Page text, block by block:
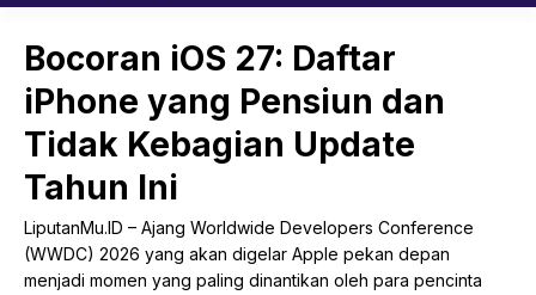
Bocoran iOS 27: Daftar
iPhone yang Pensiun dan
Tidak Kebagian Update
Tahun Ini
LiputanMu.ID – Ajang Worldwide Developers Conference
(WWDC) 2026 yang akan digelar Apple pekan depan
menjadi momen yang paling dinantikan oleh para pencinta